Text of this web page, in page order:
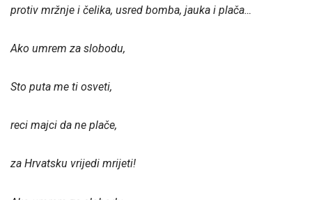
protiv mržnje i čelika, usred bomba, jauka i plača…
Ako umrem za slobodu,
Sto puta me ti osveti,
reci majci da ne plače,
za Hrvatsku vrijedi mrijeti!